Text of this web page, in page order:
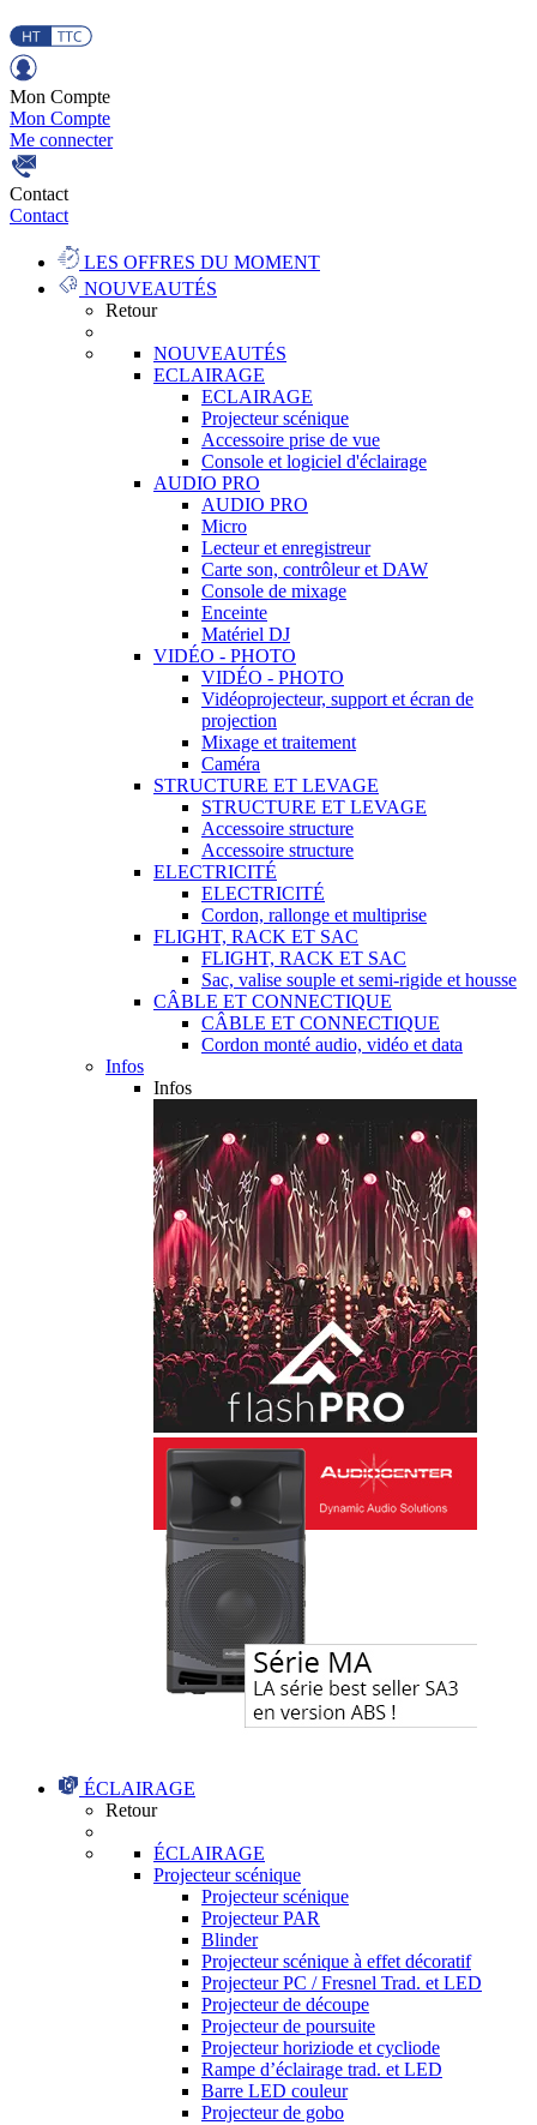
Mon Compte
Mon Compte
Me connecter
Contact
Contact
LES OFFRES DU MOMENT
NOUVEAUTÉS
Retour
NOUVEAUTÉS
ECLAIRAGE
ECLAIRAGE
Projecteur scénique
Accessoire prise de vue
Console et logiciel d'éclairage
AUDIO PRO
AUDIO PRO
Micro
Lecteur et enregistreur
Carte son, contrôleur et DAW
Console de mixage
Enceinte
Matériel DJ
VIDÉO - PHOTO
VIDÉO - PHOTO
Vidéoprojecteur, support et écran de
projection
Mixage et traitement
Caméra
STRUCTURE ET LEVAGE
STRUCTURE ET LEVAGE
Accessoire structure
Accessoire structure
ELECTRICITÉ
ELECTRICITÉ
Cordon, rallonge et multiprise
FLIGHT, RACK ET SAC
FLIGHT, RACK ET SAC
Sac, valise souple et semi-rigide et housse
CÂBLE ET CONNECTIQUE
CÂBLE ET CONNECTIQUE
Cordon monté audio, vidéo et data
Infos
Infos
ÉCLAIRAGE
Retour
ÉCLAIRAGE
Projecteur scénique
Projecteur scénique
Projecteur PAR
Blinder
Projecteur scénique à effet décoratif
Projecteur PC / Fresnel Trad. et LED
Projecteur de découpe
Projecteur de poursuite
Projecteur horiziode et cycliode
Rampe d’éclairage trad. et LED
Barre LED couleur
Projecteur de gobo